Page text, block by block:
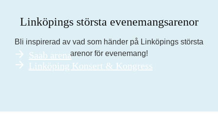
Linköpings största evenemangsarenor
Bli inspirerad av vad som händer på Linköpings största
arenor för evenemang!
Saab arena
Linköping Konsert & Kongress